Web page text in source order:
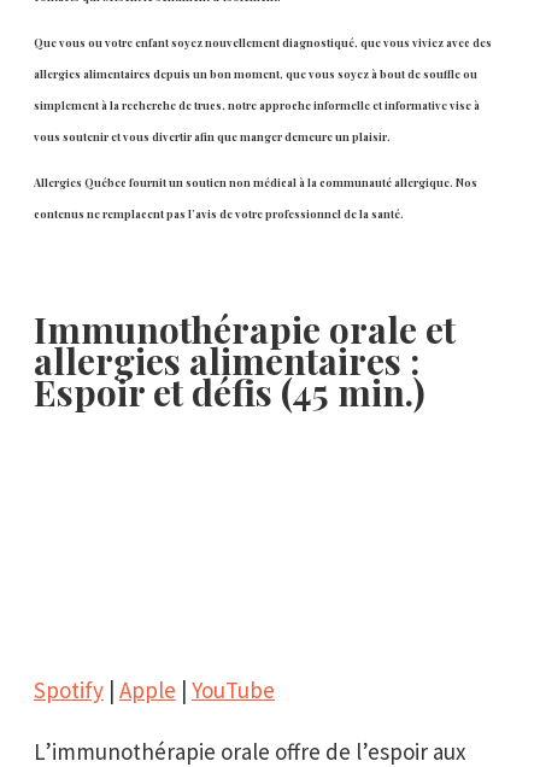
Que vous ou votre enfant soyez nouvellement diagnostiqué, que vous viviez avec des
allergies alimentaires depuis un bon moment, que vous soyez à bout de souffle ou
simplement à la recherche de trucs, notre approche informelle et informative vise à
vous soutenir et vous divertir afin que manger demeure un plaisir.
Allergies Québec fournit un soutien non médical à la communauté allergique. Nos
contenus ne remplacent pas l’avis de votre professionnel de la santé.
Immunothérapie orale et
allergies alimentaires :
Espoir et défis (45 min.)
Spotify | Apple | YouTube
L’immunothérapie orale offre de l’espoir aux